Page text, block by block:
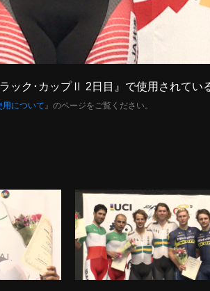
ック･カップⅡ 2日目』で使用されてい
用について 』のページをご覧ください。